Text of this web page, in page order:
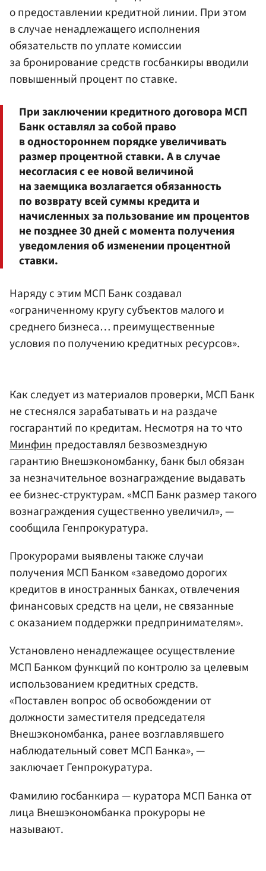
о предоставлении кредитной линии. При этом
в случае ненадлежащего исполнения
обязательств по уплате комиссии
за бронирование средств госбанкиры вводили
повышенный процент по ставке.
При заключении кредитного договора МСП
Банк оставлял за собой право
в одностороннем порядке увеличивать
размер процентной ставки. А в случае
несогласия с ее новой величиной
на заемщика возлагается обязанность
по возврату всей суммы кредита и
начисленных за пользование им процентов
не позднее 30 дней с момента получения
уведомления об изменении процентной
ставки.
Наряду с этим МСП Банк создавал
«ограниченному кругу субъектов малого и
среднего бизнеса… преимущественные
условия по получению кредитных ресурсов».
Как следует из материалов проверки, МСП Банк
не стеснялся зарабатывать и на раздаче
госгарантий по кредитам. Несмотря на то что
Минфинпредоставлял безвозмездную
гарантию Внешэкономбанку, банк был обязан
за незначительное вознаграждение выдавать
ее бизнес-структурам. «МСП Банк размер такого
вознаграждения существенно увеличил», —
сообщила Генпрокуратура.
Прокурорами выявлены также случаи
получения МСП Банком «заведомо дорогих
кредитов в иностранных банках, отвлечения
финансовых средств на цели, не связанные
с оказанием поддержки предпринимателям».
Установлено ненадлежащее осуществление
МСП Банком функций по контролю за целевым
использованием кредитных средств.
«Поставлен вопрос об освобождении от
должности заместителя председателя
Внешэкономбанка, ранее возглавлявшего
наблюдательный совет МСП Банка», —
заключает Генпрокуратура.
Фамилию госбанкира — куратора МСП Банка от
лица Внешэкономбанка прокуроры не
называют.